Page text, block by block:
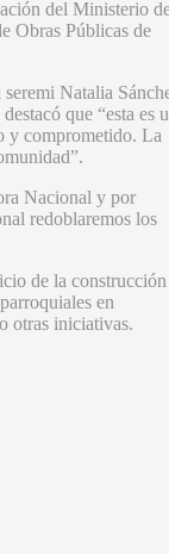
del Ministerio
Obras Públicas de
Natalia
que “esta es
y comprometido. La
Nacional y por
redoblaremos los
de la construcción
en
otras iniciativas.